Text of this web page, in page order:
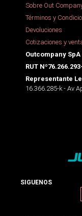
Sobre Out
Términos y
Devoluciones
Cotizaciones y
Outcompany SpA
RUT
Representante
16.366.285-k - Av
SIGUENOS